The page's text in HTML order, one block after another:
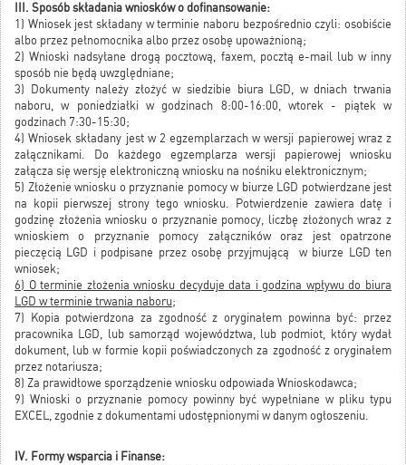
III. Sposób składania wniosków o dofinansowanie:
1) Wniosek jest składany w terminie naboru bezpośrednio czyli: osobiście
albo przez pełnomocnika albo przez osobę upoważnioną;
2) Wnioski nadsyłane drogą pocztową, faxem, pocztą e-mail lub w inny
sposób nie będą uwzględniane;
3) Dokumenty należy złożyć w siedzibie biura LGD, w dniach trwania
naboru, w poniedziałki w godzinach 8:00-16:00, wtorek - piątek w
godzinach 7:30-15:30;
4) Wniosek składany jest w 2 egzemplarzach w wersji papierowej wraz z
załącznikami. Do każdego egzemplarza wersji papierowej wniosku
załącza się wersję elektroniczną wniosku na nośniku elektronicznym;
5) Złożenie wniosku o przyznanie pomocy w biurze LGD potwierdzane jest
na kopii pierwszej strony tego wniosku. Potwierdzenie zawiera datę i
godzinę złożenia wniosku o przyznanie pomocy, liczbę złożonych wraz z
wnioskiem o przyznanie pomocy załączników oraz jest opatrzone
pieczęcią LGD i podpisane przez osobę przyjmującą w biurze LGD ten
wniosek;
6) O terminie złożenia wniosku decyduje data i godzina wpływu do biura
LGD w terminie trwania naboru;
7) Kopia potwierdzona za zgodność z oryginałem powinna być: przez
pracownika LGD, lub samorząd województwa, lub podmiot, który wydał
dokument, lub w formie kopii poświadczonych za zgodność z oryginałem
przez notariusza;
8) Za prawidłowe sporządzenie wniosku odpowiada Wnioskodawca;
9) Wnioski o przyznanie pomocy powinny być wypełniane w pliku typu
EXCEL, zgodnie z dokumentami udostępnionymi w danym ogłoszeniu.
IV. Formy wsparcia i Finanse: